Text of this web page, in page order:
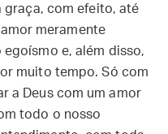
graça, com efeito, até
meramente
e, além disso,
muito tempo. Só com
a Deus com um amor
todo o nosso